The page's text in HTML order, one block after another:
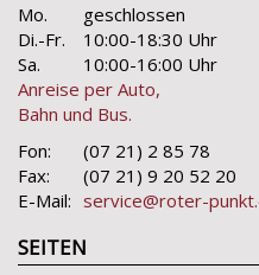
Mo.
geschlossen
Di.-Fr.
10:00-18:30 Uhr
Sa.
10:00-16:00 Uhr
Anreise per Auto,
Bahn und Bus.
Fon:
(07 21) 2 85 78
Fax:
(07 21) 9 20 52 20
E-Mail: service@roter-
SEITEN